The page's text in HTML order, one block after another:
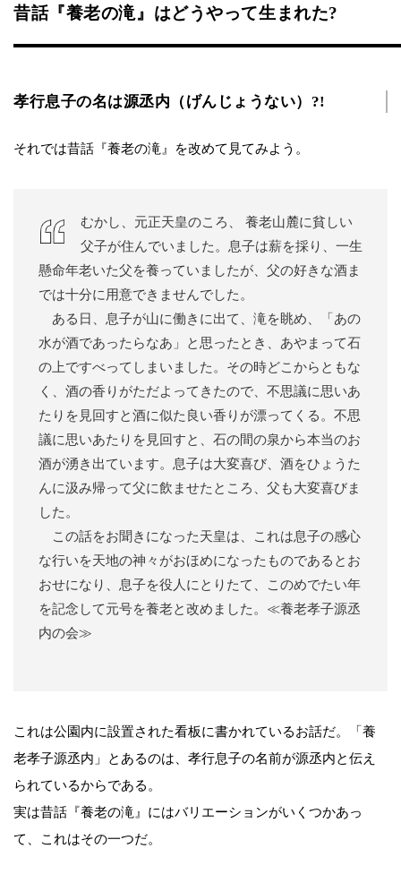
昔話『養老の滝』はどうやって生まれた?
孝行息子の名は源丞内（げんじょうない）?!
それでは昔話『養老の滝』を改めて見てみよう。
むかし、元正天皇のころ、 養老山麓に貧しい
父子が住んでいました。息子は薪を採り、一生
懸命年老いた父を養っていましたが、父の好きな酒ま
では十分に用意できませんでした。
ある日、息子が山に働きに出て、滝を眺め、「あの
水が酒であったらなあ」と思ったとき、あやまって石
の上ですべってしまいました。その時どこからともな
く、酒の香りがただよってきたので、不思議に思いあ
たりを見回すと酒に似た良い香りが漂ってくる。不思
議に思いあたりを見回すと、石の間の泉から本当のお
酒が湧き出ています。息子は大変喜び、酒をひょうた
んに汲み帰って父に飲ませたところ、父も大変喜びま
した。
この話をお聞きになった天皇は、これは息子の感心
な行いを天地の神々がおほめになったものであるとお
おせになり、息子を役人にとりたて、このめでたい年
を記念して元号を養老と改めました。≪養老孝子源丞
内の会≫
これは公園内に設置された看板に書かれているお話だ。「養
老孝子源丞内」とあるのは、孝行息子の名前が源丞内と伝え
られているからである。
実は昔話『養老の滝』にはバリエーションがいくつかあっ
て、これはその一つだ。